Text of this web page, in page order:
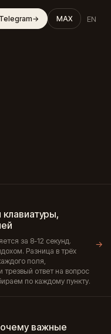
Telegram→ MAX EN
за 8-12 секунд.
Разница в трёх
поля,
ответ на вопрос
по каждому пункту.
→
важные